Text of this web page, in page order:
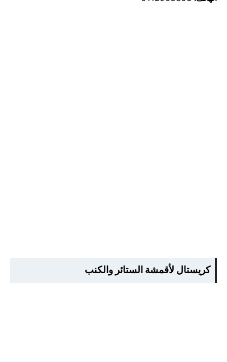
كريستال لأقمشة الستائر والكنب